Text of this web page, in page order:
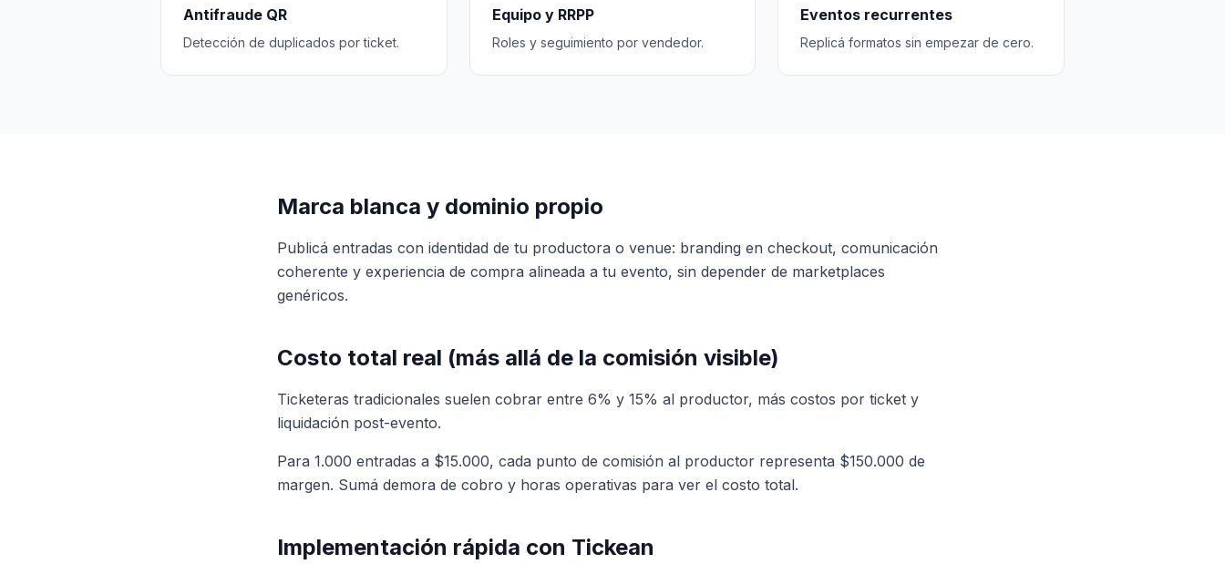
Antifraude QR
Detección de duplicados por ticket.
Equipo y RRPP
Roles y seguimiento por vendedor.
Eventos recurrentes
Replicá formatos sin empezar de cero.
Marca blanca y dominio propio
Publicá entradas con identidad de tu productora o venue: branding en checkout, comunicación
coherente y experiencia de compra alineada a tu evento, sin depender de marketplaces
genéricos.
Costo total real (más allá de la comisión visible)
Ticketeras tradicionales suelen cobrar entre 6% y 15% al productor, más costos por ticket y
liquidación post-evento.
Para 1.000 entradas a $15.000, cada punto de comisión al productor representa $150.000 de
margen. Sumá demora de cobro y horas operativas para ver el costo total.
Implementación rápida con Tickean